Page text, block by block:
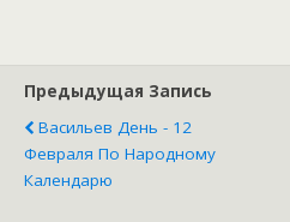
Предыдущая Запись
Васильев День - 12
Февраля По Народному
Календарю